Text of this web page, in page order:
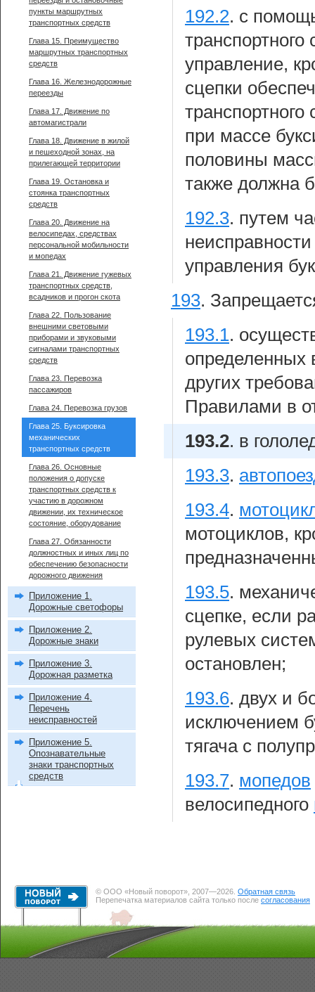
192.2. с
управление,
сцепки
при массе
половины
также должна
192.3. путем
управления
193.
193.1.
определенных
других
Правилами в
193.2. в
193.3.
193.4.
мотоциклов,
193.5.
сцепке, если
рулевых
остановлен;
193.6. двух и
исключением
тягача с
193.7. мопедов
велосипедного
пункты маршрутных
транспортных средств
Глава 15. Преимущество
маршрутных транспортных
средств
Глава 16. Железнодорожные
переезды
Глава 17. Движение по
автомагистрали
Глава 18. Движение в жилой
и пешеходной зонах, на
прилегающей территории
Глава 19. Остановка и
стоянка транспортных
средств
Глава 20. Движение на
велосипедах, средствах
персональной мобильности
и мопедах
Глава 21. Движение гужевых
транспортных средств,
всадников и прогон скота
Глава 22. Пользование
внешними световыми
приборами и звуковыми
сигналами транспортных
средств
Глава 23. Перевозка
пассажиров
Глава 24. Перевозка грузов
Глава 25. Буксировка
механических
транспортных средств
Глава 26. Основные
положения о допуске
транспортных средств к
участию в дорожном
движении, их техническое
состояние, оборудование
Глава 27. Обязанности
должностных и иных лиц по
обеспечению безопасности
дорожного движения
Приложение 1.
Дорожные светофоры
Приложение 2.
Дорожные знаки
Приложение 3.
Дорожная разметка
Приложение 4.
Перечень
неисправностей
Приложение 5.
Опознавательные
знаки транспортных
средств
© ООО «Новый поворот», 2007—2026. Обратная связь
Перепечатка материалов сайта только после согласования